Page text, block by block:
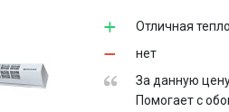
Отличная
нет
За данную
Помогает с